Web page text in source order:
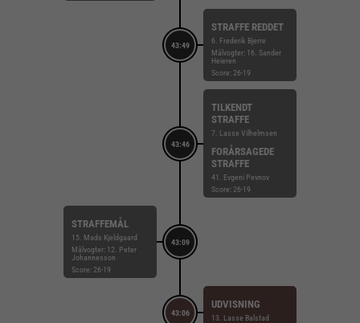
43:49
STRAFFE REDDET
6. Frederik Bjerre
Målvogter: 16. Sander
Heieren
Score: 26-19
43:46
TILKENDT
STRAFFE
7. Lasse Vilhelmsen
FORÅRSAGEDE
STRAFFE
41. Evgeni Pevnov
Score: 26-19
43:09
STRAFFEMÅL
15. Mads Kjeldgaard
Målvogter: 12. Peter
Johannesson
Score: 26-19
43:06
UDVISNING
13. Lasse Balstad